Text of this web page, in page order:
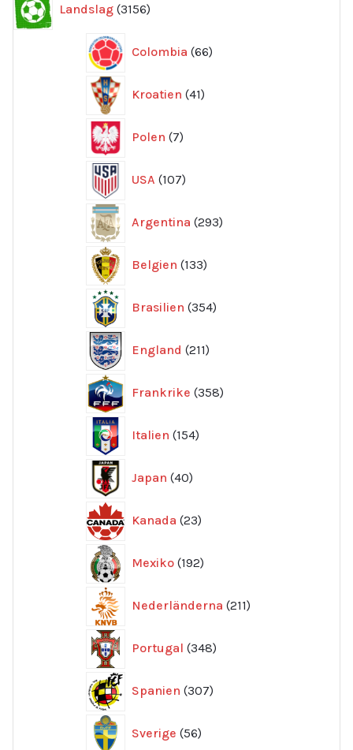
Landslag 3156
produkter
Colombia 66
produkter
Kroatien 41
produkter
Polen 7
produkter
USA 107
produkter
Argentina 293
produkter
Belgien 133
produkter
Brasilien 354
produkter
England 211
produkter
Frankrike 358
produkter
Italien 154
produkter
Japan 40
produkter
Kanada 23
produkter
Mexiko 192
produkter
Nederländerna 211
produkter
Portugal 348
produkter
Spanien 307
produkter
Sverige 56
produkter